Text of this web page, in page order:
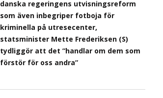
danska regeringens utvisningsreform
som även inbegriper fotboja för
kriminella på utresecenter,
statsminister Mette Frederiksen (S)
tydliggör att det ”handlar om dem som
förstör för oss andra”